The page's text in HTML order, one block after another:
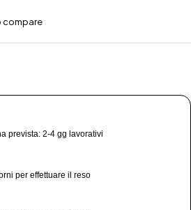
compare
prevista: 2-4 gg lavorativi
per effettuare il reso